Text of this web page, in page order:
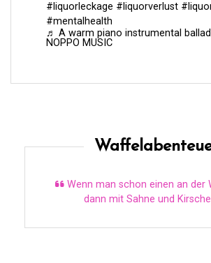
#liquorleckage #liquorverlust
#mentalhealth
♬ A warm piano instrumental
NOPPO MUSIC
Wenn man schon einen an der
dann mit Sahne und